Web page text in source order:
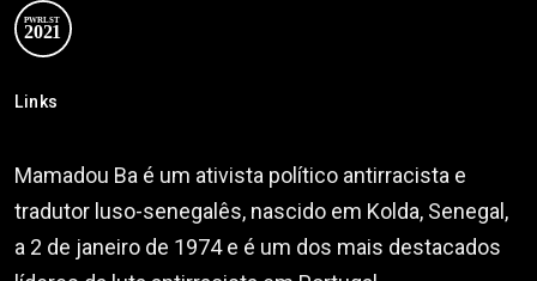
Links
Mamadou Ba é um ativista político antirracista e
tradutor luso-senegalês, nascido em Kolda, Senegal,
a 2 de janeiro de 1974 e é um dos mais destacados